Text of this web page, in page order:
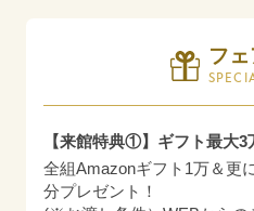
フ
【来館特典①】ギフト最大3
全組Amazonギフト1万＆更
分プレゼント！